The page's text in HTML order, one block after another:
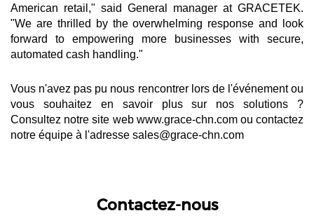
American retail," said General manager at GRACETEK.
"We are thrilled by the overwhelming response and look
forward to empowering more businesses with secure,
automated cash handling."
Vous n'avez pas pu nous rencontrer lors de l'événement ou
vous souhaitez en savoir plus sur nos solutions ?
Consultez notre site web www.grace-chn.com ou contactez
notre équipe à l'adresse sales@grace-chn.com
Contactez-nous